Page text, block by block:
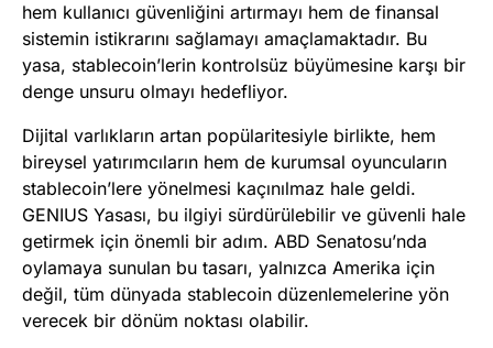
hem kullanıcı güvenliğini artırmayı hem de finansal
sistemin istikrarını sağlamayı amaçlamaktadır. Bu
yasa, stablecoin’lerin kontrolsüz büyümesine karşı bir
denge unsuru olmayı hedefliyor.
Dijital varlıkların artan popülaritesiyle birlikte, hem
bireysel yatırımcıların hem de kurumsal oyuncuların
stablecoin’lere yönelmesi kaçınılmaz hale geldi.
GENIUS Yasası, bu ilgiyi sürdürülebilir ve güvenli hale
getirmek için önemli bir adım. ABD Senatosu’nda
oylamaya sunulan bu tasarı, yalnızca Amerika için
değil, tüm dünyada stablecoin düzenlemelerine yön
verecek bir dönüm noktası olabilir.